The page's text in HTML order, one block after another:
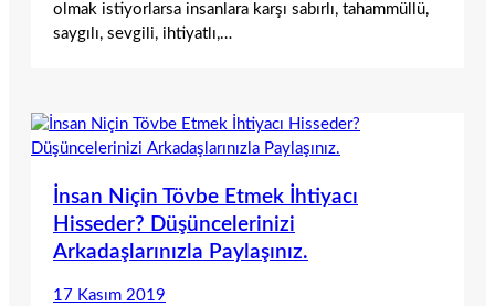
olmak istiyorlarsa insanlara karşı sabırlı, tahammüllü,
saygılı, sevgili, ihtiyatlı,…
İnsan Niçin Tövbe Etmek İhtiyacı
Hisseder? Düşüncelerinizi
Arkadaşlarınızla Paylaşınız.
17 Kasım 2019